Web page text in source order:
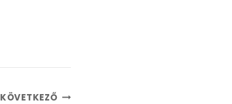
KÖVETKEZŐ